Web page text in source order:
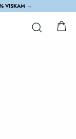
VISKAM →